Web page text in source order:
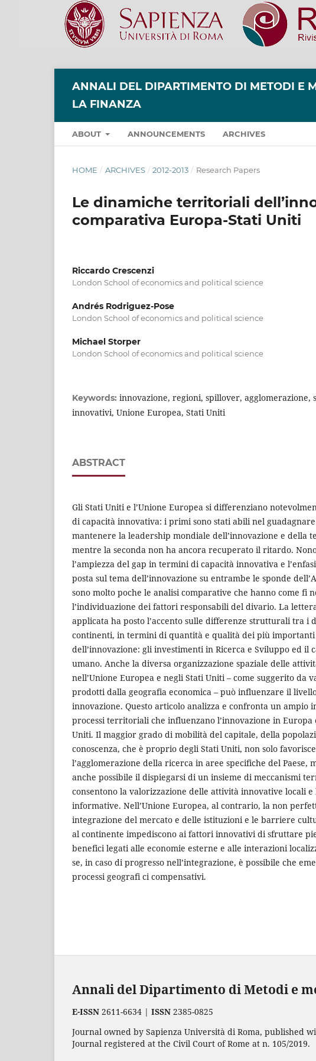
ANNALI DEL DIPARTIMENTO DI METODI E
LA FINANZA
ABOUT ANNOUNCEMENTS ARCHIVES
HOME / ARCHIVES / 2012-2013 / Research Papers
Le dinamiche territoriali
comparativa Europa-Stati Uniti
Riccardo Crescenzi
London School of economics and political science
Andrés Rodriguez-Pose
London School of economics and political science
Michael Storper
London School of economics and political science
Keywords: innovazione, regioni, spillover, agglomerazione,
innovativi, Unione Europea, Stati Uniti
ABSTRACT
Gli Stati Uniti e l’Unione Europea si differenziano
di capacità innovativa: i primi sono stati abili nel
mantenere la leadership mondiale dell’innovazione e della
mentre la seconda non ha ancora recuperato il ritardo.
l’ampiezza del gap in termini di capacità innovativa e
posta sul tema dell’innovazione su entrambe le sponde
sono molto poche le analisi comparative che hanno come fi
l’individuazione dei fattori responsabili del divario. La
applicata ha posto l’accento sulle differenze strutturali tra i
continenti, in termini di quantità e qualità dei più
dell’innovazione: gli investimenti in Ricerca e Sviluppo ed il
umano. Anche la diversa organizzazione spaziale delle
nell’Unione Europea e negli Stati Uniti – come suggerito da
prodotti dalla geografia economica – può influenzare il
innovazione. Questo articolo analizza e confronta un ampio
processi territoriali che influenzano l’innovazione in Europa
Uniti. Il maggior grado di mobilità del capitale, della
conoscenza, che è proprio degli Stati Uniti, non solo favorisce
l’agglomerazione della ricerca in aree specifiche del Paese,
anche possibile il dispiegarsi di un insieme di meccanismi
consentono la valorizzazione delle attività innovative locali e
informative. Nell’Unione Europea, al contrario, la non
integrazione del mercato e delle istituzioni e le barriere
al continente impediscono ai fattori innovativi di sfruttare
benefici legati alle economie esterne e alle interazioni
se, in caso di progresso nell’integrazione, è possibile che
processi geografi ci compensativi.
Annali del Dipartimento di Metodi e
E-ISSN 2611-6634 | ISSN 2385-0825
Journal owned by Sapienza Università di Roma, published
Journal registered at the Civil Court of Rome at n. 105/2019.